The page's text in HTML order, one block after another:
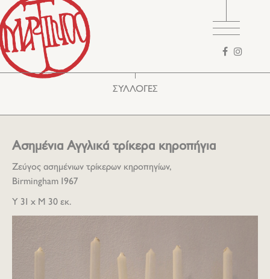
αναζήτησης
ΣΥΛΛΟΓΕΣ
Ασημένια Αγγλικά τρίκερα κηροπήγια
Ζεύγος ασημένιων τρίκερων κηροπηγίων,
Birmingham 1967
Υ 31 x M 30 εκ.